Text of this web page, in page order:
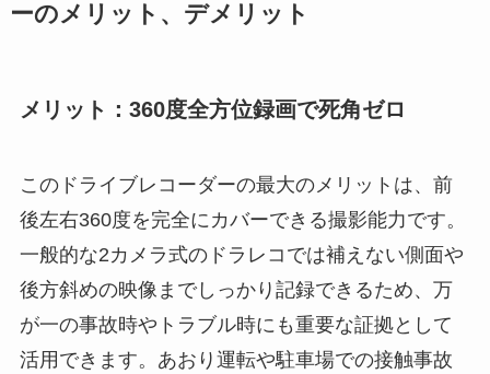
ーのメリット、デメリット
メリット：360度全方位録画で死角ゼロ
このドライブレコーダーの最大のメリットは、前
後左右360度を完全にカバーできる撮影能力です。
一般的な2カメラ式のドラレコでは補えない側面や
後方斜めの映像までしっかり記録できるため、万
が一の事故時やトラブル時にも重要な証拠として
活用できます。あおり運転や駐車場での接触事故